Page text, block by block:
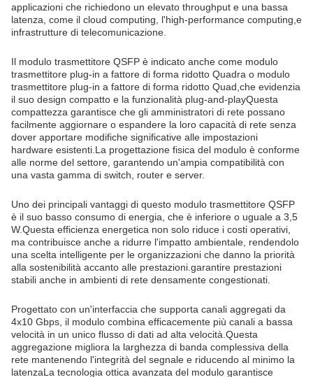
applicazioni che richiedono un elevato throughput e una bassa
latenza, come il cloud computing, l'high-performance computing,e
infrastrutture di telecomunicazione.
Il modulo trasmettitore QSFP è indicato anche come modulo
trasmettitore plug-in a fattore di forma ridotto Quadra o modulo
trasmettitore plug-in a fattore di forma ridotto Quad,che evidenzia
il suo design compatto e la funzionalità plug-and-playQuesta
compattezza garantisce che gli amministratori di rete possano
facilmente aggiornare o espandere la loro capacità di rete senza
dover apportare modifiche significative alle impostazioni
hardware esistenti.La progettazione fisica del modulo è conforme
alle norme del settore, garantendo un'ampia compatibilità con
una vasta gamma di switch, router e server.
Uno dei principali vantaggi di questo modulo trasmettitore QSFP
è il suo basso consumo di energia, che è inferiore o uguale a 3,5
W.Questa efficienza energetica non solo riduce i costi operativi,
ma contribuisce anche a ridurre l'impatto ambientale, rendendolo
una scelta intelligente per le organizzazioni che danno la priorità
alla sostenibilità accanto alle prestazioni.garantire prestazioni
stabili anche in ambienti di rete densamente congestionati.
Progettato con un'interfaccia che supporta canali aggregati da
4x10 Gbps, il modulo combina efficacemente più canali a bassa
velocità in un unico flusso di dati ad alta velocità.Questa
aggregazione migliora la larghezza di banda complessiva della
rete mantenendo l'integrità del segnale e riducendo al minimo la
latenzaLa tecnologia ottica avanzata del modulo garantisce